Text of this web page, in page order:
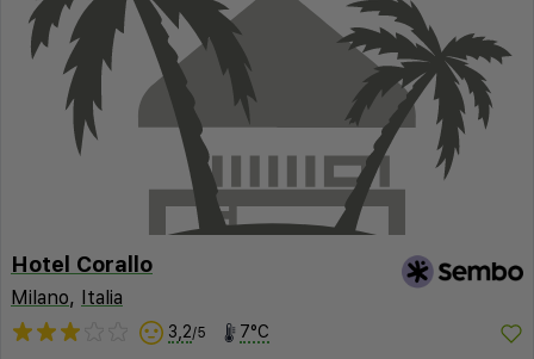
Hotel Corallo
Milano, Italia
3,2/5 7°C